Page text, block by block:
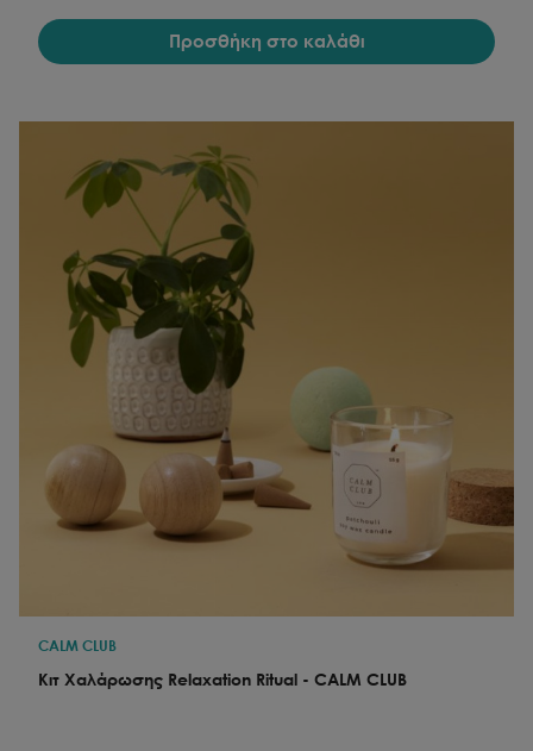
Προσθήκη στο καλάθι
CALM CLUB
Κιτ Χαλάρωσης Relaxation Ritual - CALM CLUB